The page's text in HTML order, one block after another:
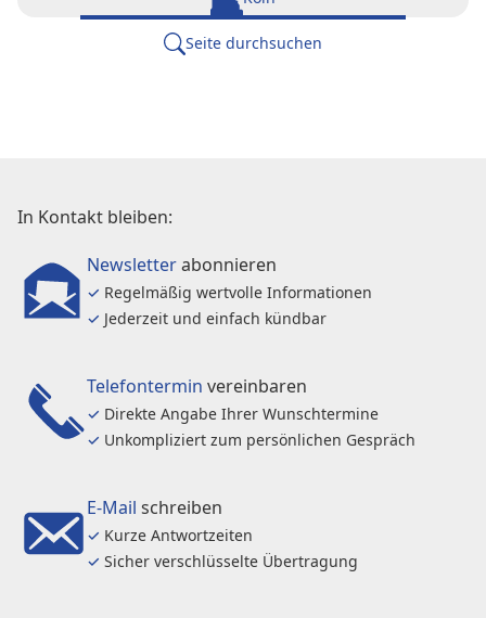
Seite durchsuchen
In Kontakt bleiben:
Newsletterabonnieren
✓ Regelmäßig wertvolle Informationen
✓ Jederzeit und einfach kündbar
Telefontermin vereinbaren
✓ Direkte Angabe Ihrer Wunschtermine
✓ Unkompliziert zum persönlichen Gespräch
E-Mail schreiben
✓ Kurze Antwortzeiten
✓ Sicher verschlüsselte Übertragung